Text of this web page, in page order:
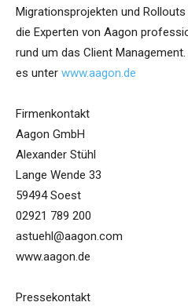
Migrationsprojekten und
die Experten von Aagon
rund um das Client
es unter www.aagon.de
Firmenkontakt
Aagon GmbH
Alexander Stühl
Lange Wende 33
59494 Soest
02921 789 200
astuehl@aagon.com
www.aagon.de
Pressekontakt